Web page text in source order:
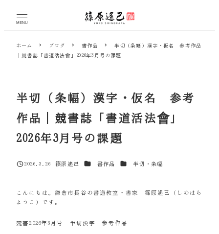
MENU
ホーム ブログ 書作品
半切（条幅）漢字・仮名 参考作品
｜競書誌「書道活法會」2026年3月号の課題
半切（条幅）漢字・仮名 参考
作品｜競書誌「書道活法會」
2026年3月号の課題
投稿日
2026.3.26
篠原遙己 カテゴリー
書作品 カテゴリー
半切・条幅
こんにちは。鎌倉市長谷の書道教室・書家 篠原遙己（しのはら
ようこ）です。
競書2026年3月号 半切漢字 参考作品